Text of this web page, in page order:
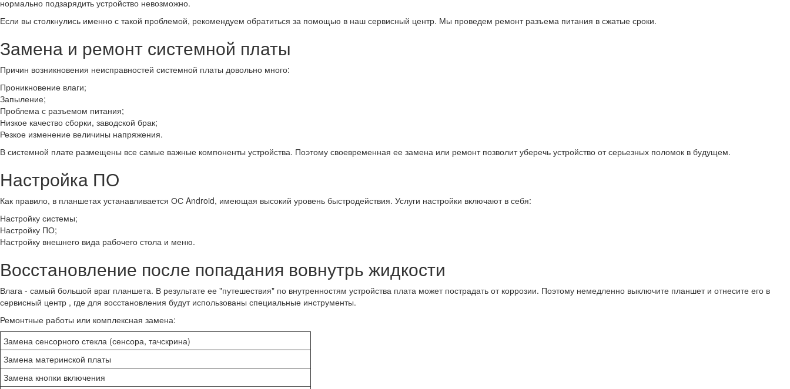
нормально подзарядить устройство невозможно.
Если вы столкнулись именно с такой проблемой, рекомендуем обратиться за помощью в наш сервисный центр. Мы проведем ремонт разъема питания в сжатые сроки.
Замена и ремонт системной платы
Причин возникновения неисправностей системной платы довольно много:
Проникновение влаги;
Запыление;
Проблема с разъемом питания;
Низкое качество сборки, заводской брак;
Резкое изменение величины напряжения.
В системной плате размещены все самые важные компоненты устройства. Поэтому своевременная ее замена или ремонт позволит уберечь устройство от серьезных поломок в будущем.
Настройка ПО
Как правило, в планшетах устанавливается ОС Android, имеющая высокий уровень быстродействия. Услуги настройки включают в себя:
Настройку системы;
Настройку ПО;
Настройку внешнего вида рабочего стола и меню.
Восстановление после попадания вовнутрь жидкости
Влага - самый большой враг планшета. В результате ее "путешествия" по внутренностям устройства плата может пострадать от коррозии. Поэтому немедленно выключите планшет и отнесите его в
сервисный центр , где для восстановления будут использованы специальные инструменты.
Ремонтные работы или комплексная замена:
Замена сенсорного стекла (сенсора, тачскрина)
Замена материнской платы
Замена кнопки включения